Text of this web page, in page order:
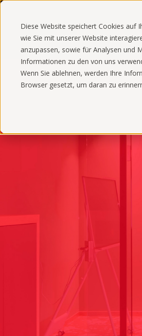
Diese Website speichert Cookies auf
wie Sie mit unserer Website
anzupassen, sowie für Analysen und
Informationen zu den von uns
Wenn Sie ablehnen, werden Ihre
Browser gesetzt, um daran zu